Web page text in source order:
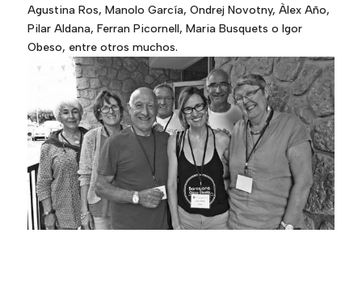
Agustina Ros, Manolo García, Ondrej Novotny, Àlex Año,
Pilar Aldana, Ferran Picornell, Maria Busquets o Igor
Obeso, entre otros muchos.